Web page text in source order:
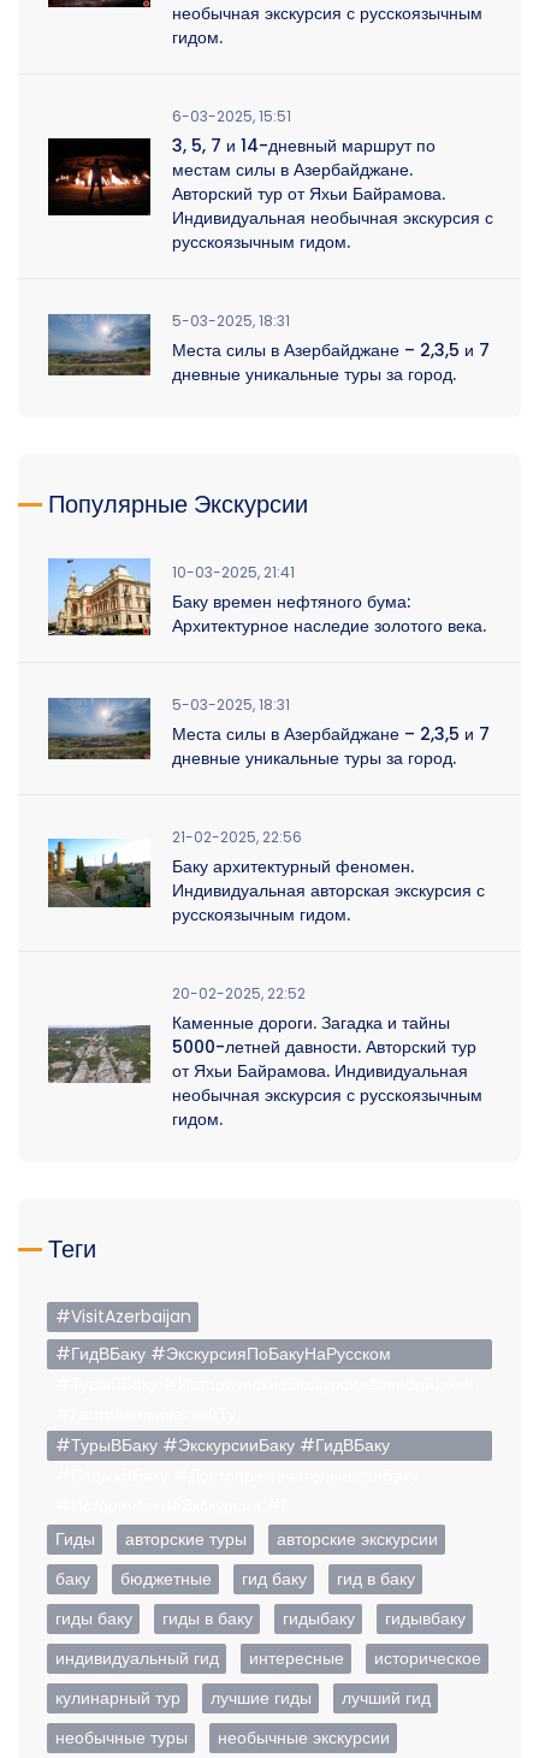
необычная экскурсия с русскоязычным
гидом.
6-03-2025, 15:51
3, 5, 7 и 14-дневный маршрут по
местам силы в Азербайджане.
Авторский тур от Яхьи Байрамова.
Индивидуальная необычная экскурсия с
русскоязычным гидом.
5-03-2025, 18:31
Места силы в Азербайджане – 2,3,5 и 7
дневные уникальные туры за город.
Популярные Экскурсии
10-03-2025, 21:41
Баку времен нефтяного бума:
Архитектурное наследие золотого века.
5-03-2025, 18:31
Места силы в Азербайджане – 2,3,5 и 7
дневные уникальные туры за город.
21-02-2025, 22:56
Баку архитектурный феномен.
Индивидуальная авторская экскурсия с
русскоязычным гидом.
20-02-2025, 22:52
Каменные дороги. Загадка и тайны
5000-летней давности. Авторский тур
от Яхьи Байрамова. Индивидуальная
необычная экскурсия с русскоязычным
гидом.
Теги
#VisitAzerbaijan
#ГидВБаку #ЭкскурсияПоБакуНаРусском
#ТурыВБаку #ЭкскурсииБаку #ГидВБаку
Гиды
авторские туры
авторские экскурсии
баку
бюджетные гид баку
гид в баку
гиды баку
гиды в баку гидыбаку
гидывбаку
индивидуальный гид
интересные
историческое
кулинарный тур
лучшие гиды
лучший гид
необычные туры
необычные экскурсии